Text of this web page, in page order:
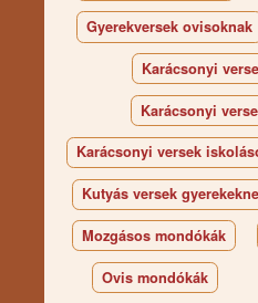
Gyerekversek ovisoknak
Karácsonyi
Karácsonyi
Karácsonyi versek
Kutyás versek
Mozgásos mondókák
Ovis mondókák